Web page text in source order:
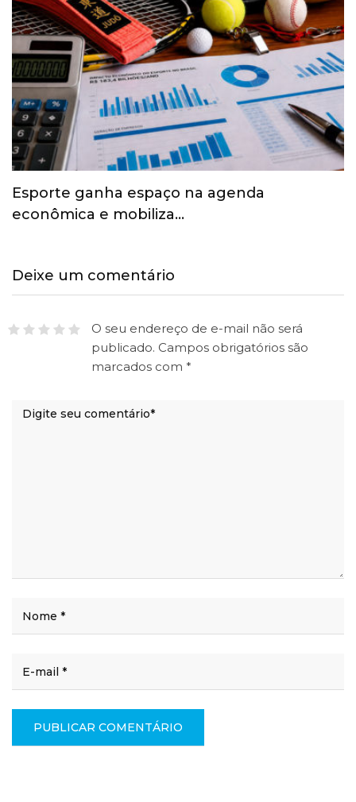
Esporte ganha espaço na agenda
econômica e mobiliza…
Deixe um comentário
O seu endereço de e-mail não será
publicado. Campos obrigatórios são
marcados com *